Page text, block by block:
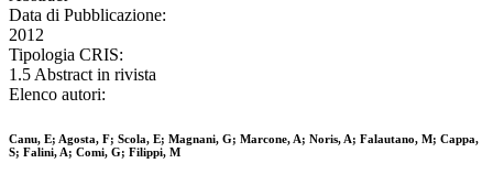
Data di Pubblicazione:
2012
Tipologia CRIS:
1.5 Abstract in rivista
Elenco autori:
Canu, E; Agosta, F; Scola, E; Magnani, G; Marcone, A; Noris, A; Falautano, M; Cappa,
S; Falini, A; Comi, G; Filippi, M